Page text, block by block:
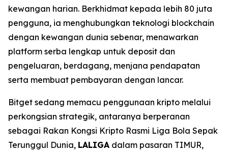
kewangan harian. Berkhidmat kepada lebih 80 juta
pengguna, ia menghubungkan teknologi blockchain
dengan kewangan dunia sebenar, menawarkan
platform serba lengkap untuk deposit dan
pengeluaran, berdagang, menjana pendapatan
serta membuat pembayaran dengan lancar.
Bitget sedang memacu penggunaan kripto melalui
perkongsian strategik, antaranya berperanan
sebagai Rakan Kongsi Kripto Rasmi Liga Bola Sepak
Terunggul Dunia, LALIGA dalam pasaran TIMUR,